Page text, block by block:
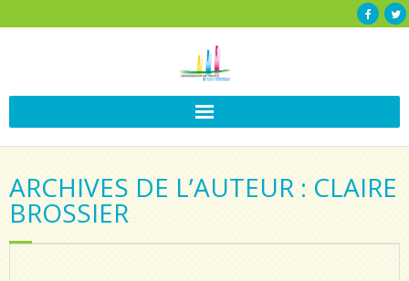
ARCHIVES DE L’AUTEUR : CLAIRE
BROSSIER